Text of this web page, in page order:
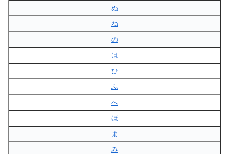
ぬ
ね
の
は
ひ
ふ
へ
ほ
ま
み